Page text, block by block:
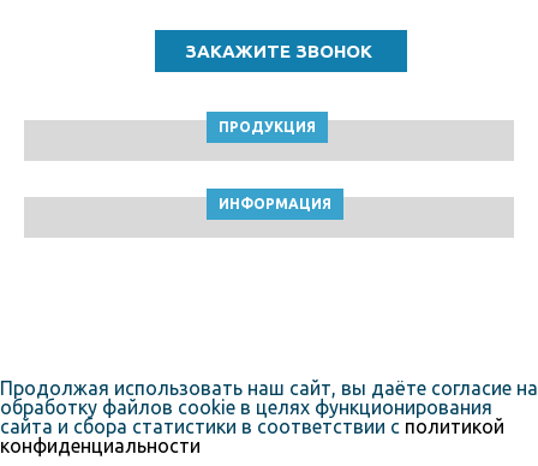
ПРОДУКЦИЯ
ИНФОРМАЦИЯ
Продолжая использовать наш сайт, вы даёте согласие на
обработку файлов cookie в целях функционирования
сайта и сбора статистики в соответствии с политикой
конфиденциальности